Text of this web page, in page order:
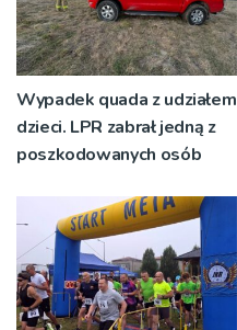
Wypadek quada z udziałem
dzieci. LPR zabrał jedną z
poszkodowanych osób